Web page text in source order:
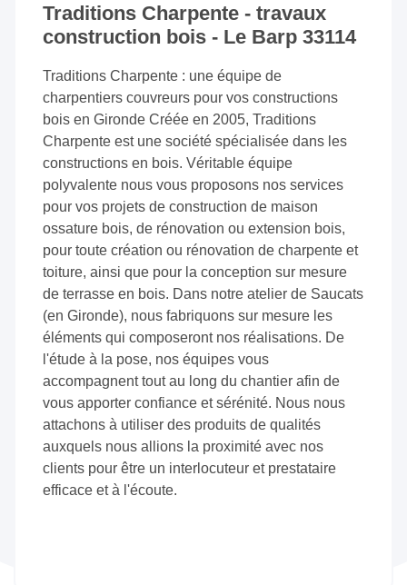
Traditions Charpente - travaux
construction bois - Le Barp 33114
Traditions Charpente : une équipe de
charpentiers couvreurs pour vos constructions
bois en Gironde Créée en 2005, Traditions
Charpente est une société spécialisée dans les
constructions en bois. Véritable équipe
polyvalente nous vous proposons nos services
pour vos projets de construction de maison
ossature bois, de rénovation ou extension bois,
pour toute création ou rénovation de charpente et
toiture, ainsi que pour la conception sur mesure
de terrasse en bois. Dans notre atelier de Saucats
(en Gironde), nous fabriquons sur mesure les
éléments qui composeront nos réalisations. De
l'étude à la pose, nos équipes vous
accompagnent tout au long du chantier afin de
vous apporter confiance et sérénité. Nous nous
attachons à utiliser des produits de qualités
auxquels nous allions la proximité avec nos
clients pour être un interlocuteur et prestataire
efficace et à l'écoute.